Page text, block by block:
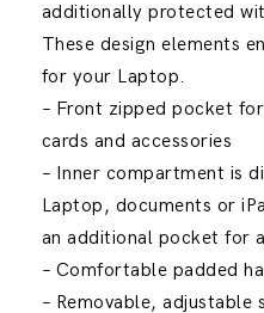
additionally protected
These design elements
for your Laptop.
– Front zipped pocket
cards and accessories
– Inner compartment is
Laptop, documents or
an additional pocket for
– Comfortable padded
– Removable,